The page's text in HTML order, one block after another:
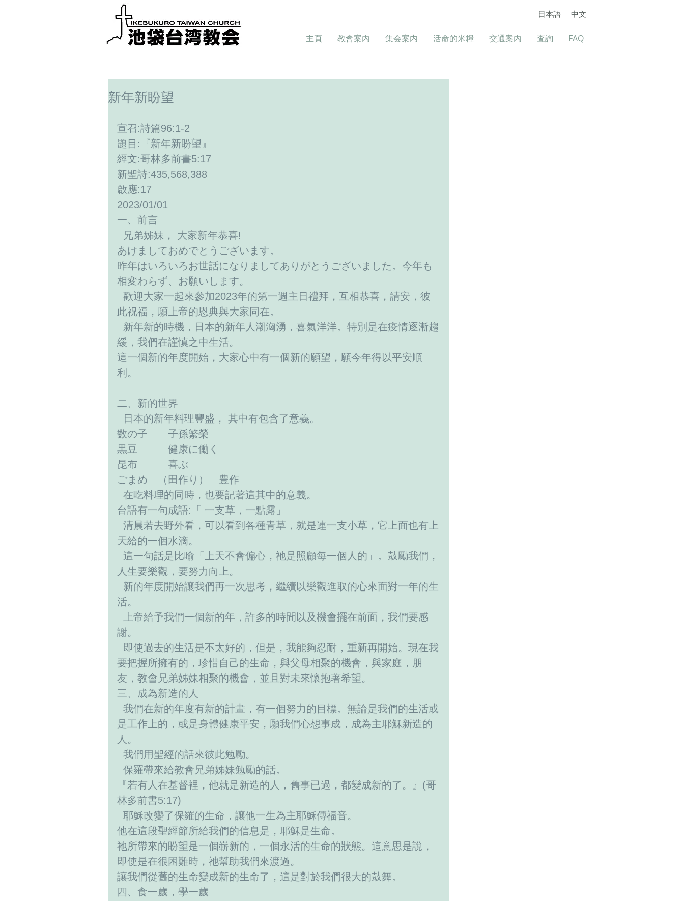
日本語 中文
主頁 教會案內 集会案内 活命的米糧 交通案內 査詢 FAQ
新年新盼望
宣召:詩篇96:1-2
題目:『新年新盼望』
經文:哥林多前書5:17
新聖詩:435,568,388
啟應:17
2023/01/01
一、前言
  兄弟姊妹， 大家新年恭喜!
あけましておめでとうございます。
昨年はいろいろお世話になりましてありがとうございました。今年も
相変わらず、お願いします。
此祝福，願上帝的恩典與大家同在。
緩，我們在謹慎之中生活。
這一個新的年度開始，大家心中有一個新的願望，願今年得以平安順
利。
二、新的世界
  日本的新年料理豐盛， 其中有包含了意義。
数の子　　子孫繁榮
黒豆　　　健康に働く
昆布　　　喜ぶ
ごまめ　（田作り）　豊作
  在吃料理的同時，也要記著這其中的意義。
台語有一句成語:「 一支草，一點露」
天給的一個水滴。
人生要樂觀，要努力向上。
活。
謝。
要把握所擁有的，珍惜自己的生命，與父母相聚的機會，與家庭，朋
友，教會兄弟姊妹相聚的機會，並且對未來懷抱著希望。
三、成為新造的人
是工作上的，或是身體健康平安，願我們心想事成，成為主耶穌新造的
人。
  我們用聖經的話來彼此勉勵。
  保羅帶來給教會兄弟姊妹勉勵的話。
『若有人在基督裡，他就是新造的人，舊事已過，都變成新的了。』(哥
林多前書5:17)
  耶穌改變了保羅的生命，讓他一生為主耶穌傳福音。
他在這段聖經節所給我們的信息是，耶穌是生命。
祂所帶來的盼望是一個嶄新的，一個永活的生命的狀態。這意思是說，
即使是在很困難時，祂幫助我們來渡過。
讓我們從舊的生命變成新的生命了，這是對於我們很大的鼓舞。
四、食一歲，學一歲